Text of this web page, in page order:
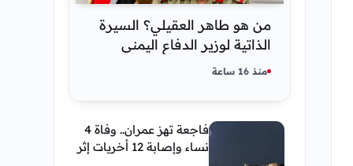
من هو طاهر العقيلي؟ السيرة
الذاتية لوزير الدفاع اليمني
الجديد وأبرز مناصبه
منذ 16 ساعة
فاجعة تهز عمران.. وفاة 4
نساء وإصابة 12 أخريات إثر